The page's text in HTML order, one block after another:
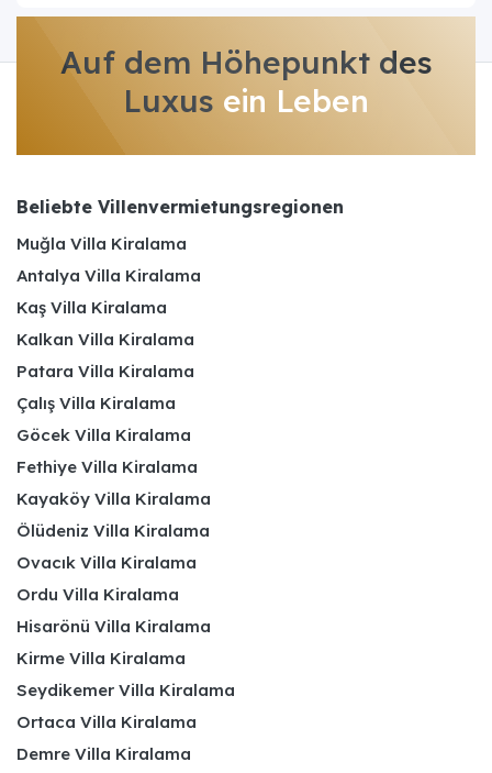
Auf dem Höhepunkt des
Luxus ein Leben
Beliebte Villenvermietungsregionen
Muğla Villa Kiralama
Antalya Villa Kiralama
Kaş Villa Kiralama
Kalkan Villa Kiralama
Patara Villa Kiralama
Çalış Villa Kiralama
Göcek Villa Kiralama
Fethiye Villa Kiralama
Kayaköy Villa Kiralama
Ölüdeniz Villa Kiralama
Ovacık Villa Kiralama
Ordu Villa Kiralama
Hisarönü Villa Kiralama
Kirme Villa Kiralama
Seydikemer Villa Kiralama
Ortaca Villa Kiralama
Demre Villa Kiralama